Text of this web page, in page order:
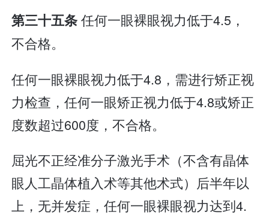
第三十五条任何一眼裸眼视力低于4.5，
不合格。
任何一眼裸眼视力低于4.8，需进行矫正视
力检查，任何一眼矫正视力低于4.8或矫正
度数超过600度，不合格。
屈光不正经准分子激光手术（不含有晶体
眼人工晶体植入术等其他术式）后半年以
上，无并发症，任何一眼裸眼视力达到4.